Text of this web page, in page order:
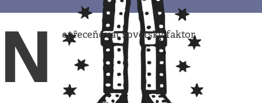
N epřeceňovat sovětský faktor